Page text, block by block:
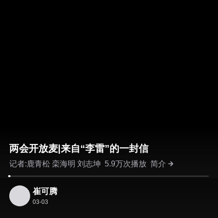
两会开放麦|来自“李雷”的一封信
记者:鹿青松 栾海明 刘志坤 5.9万次播放简介
崔可腾
03-03